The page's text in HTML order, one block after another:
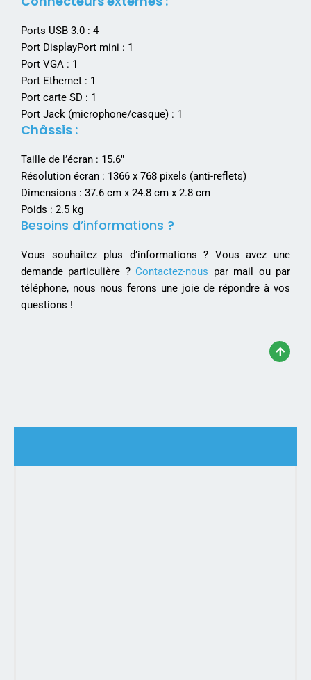
Ports USB 3.0 : 4
Port DisplayPort mini : 1
Port VGA : 1
Port Ethernet : 1
Port carte SD : 1
Port Jack (microphone/casque) : 1
Châssis :
Taille de l’écran : 15.6″
Résolution écran : 1366 x 768 pixels (anti-reflets)
Dimensions : 37.6 cm x 24.8 cm x 2.8 cm
Poids : 2.5 kg
Besoins d’informations ?
Vous souhaitez plus d’informations ? Vous avez une
demande particulière ?Contactez-nous par mail ou par
téléphone, nous nous ferons une joie de répondre à vos
questions !